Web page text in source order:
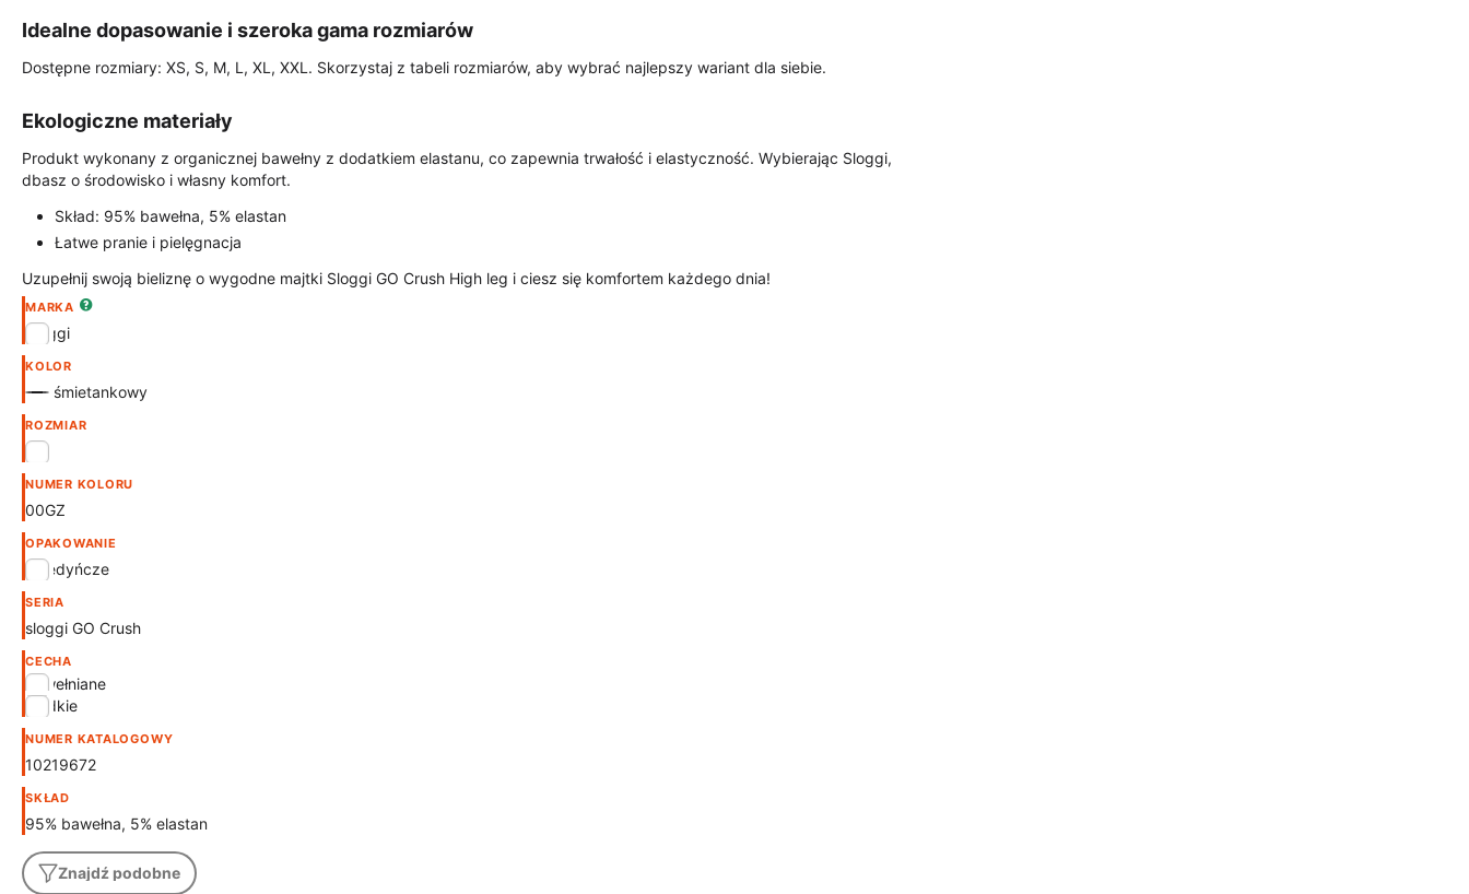
Idealne dopasowanie i szeroka gama rozmiarów
Dostępne rozmiary: XS, S, M, L, XL, XXL. Skorzystaj z tabeli rozmiarów, aby wybrać najlepszy wariant dla siebie.
Ekologiczne materiały
Produkt wykonany z organicznej bawełny z dodatkiem elastanu, co zapewnia trwałość i elastyczność. Wybierając Sloggi,
dbasz o środowisko i własny komfort.
Skład: 95% bawełna, 5% elastan
Łatwe pranie i pielęgnacja
Uzupełnij swoją bieliznę o wygodne majtki Sloggi GO Crush High leg i ciesz się komfortem każdego dnia!
MARKA
Sloggi
KOLOR
śmietankowy
ROZMIAR
XS
NUMER KOLORU
00GZ
OPAKOWANIE
pojedyńcze
SERIA
sloggi GO Crush
CECHA
bawełniane
gładkie
NUMER KATALOGOWY
10219672
SKŁAD
95% bawełna, 5% elastan
Znajdź podobne